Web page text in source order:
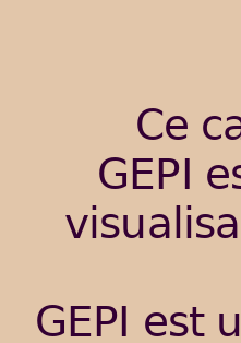
Ce
GEPI
GEPI est